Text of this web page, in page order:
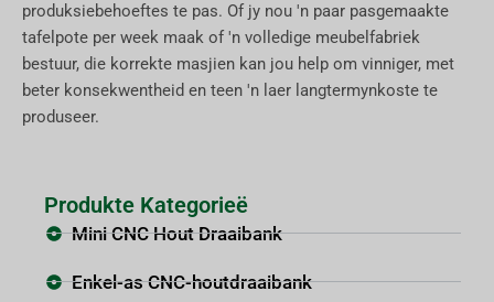
produksiebehoeftes te pas. Of jy nou 'n paar pasgemaakte
tafelpote per week maak of 'n volledige meubelfabriek
bestuur, die korrekte masjien kan jou help om vinniger, met
beter konsekwentheid en teen 'n laer langtermynkoste te
produseer.
Produkte Kategorieë
Mini CNC Hout Draaibank
Enkel-as CNC-houtdraaibank